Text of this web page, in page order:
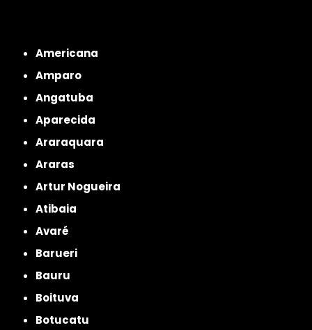
Americana
Amparo
Angatuba
Aparecida
Araraquara
Araras
Artur Nogueira
Atibaia
Avaré
Barueri
Bauru
Boituva
Botucatu